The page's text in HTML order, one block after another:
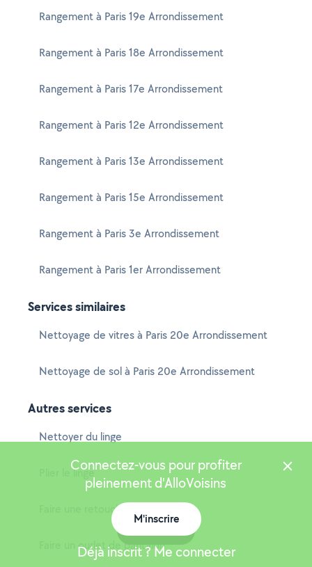
Rangement à Paris 19e Arrondissement
Rangement à Paris 18e Arrondissement
Rangement à Paris 17e Arrondissement
Rangement à Paris 12e Arrondissement
Rangement à Paris 13e Arrondissement
Rangement à Paris 15e Arrondissement
Rangement à Paris 3e Arrondissement
Rangement à Paris 1er Arrondissement
Services similaires
Nettoyage de vitres à Paris 20e Arrondissement
Nettoyage de sol à Paris 20e Arrondissement
Autres services
Nettoyer du linge
Plier le linge
Faire une retouche
Faire un ourlet de pantalon
Connectez-vous pour profiter
pleinement d'AlloVoisins
M'inscrire
Déjà inscrit ? Me connecter